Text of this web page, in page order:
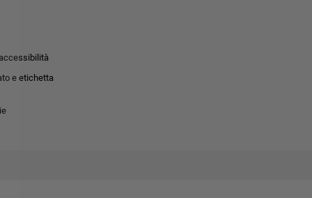
e etichetta